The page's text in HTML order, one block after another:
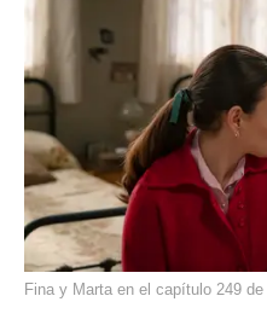
Fina y Marta en el capítulo 249